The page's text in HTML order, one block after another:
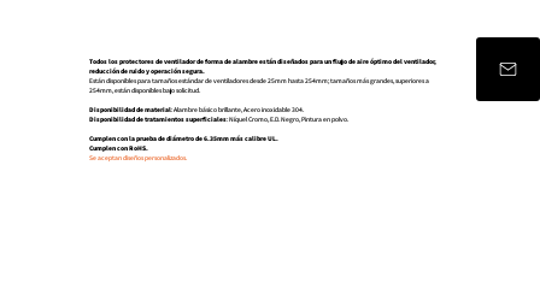
Todos los protectores de ventilador de forma de alambre están diseñados para un flujo de aire óptimo del ventilador,
reducción de ruido y operación segura.
Están disponibles para tamaños estándar de ventiladores desde 25mm hasta 254mm; tamaños más grandes, superiores a
254mm, están disponibles bajo solicitud.
Disponibilidad de material: Alambre básico brillante, Acero inoxidable 304.
Disponibilidad de tratamientos superficiales: Níquel Cromo, E.D. Negro, Pintura en polvo.
Cumplen con la prueba de diámetro de 6.35mm más calibre UL.
Cumplen con RoHS.
Se aceptan diseños personalizados.